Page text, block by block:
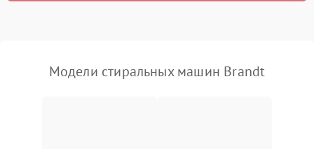
Модели стиральных машин Brandt